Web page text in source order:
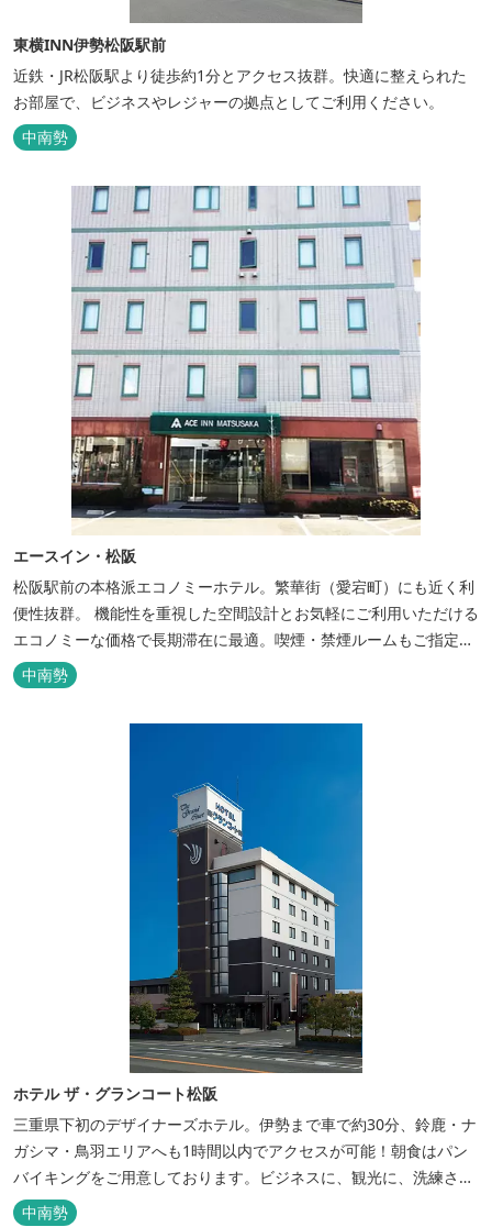
東横INN伊勢松阪駅前
近鉄・JR松阪駅より徒歩約1分とアクセス抜群。快適に整えられた
お部屋で、ビジネスやレジャーの拠点としてご利用ください。
中南勢
エースイン・松阪
松阪駅前の本格派エコノミーホテル。繁華街（愛宕町）にも近く利
便性抜群。 機能性を重視した空間設計とお気軽にご利用いただける
エコノミーな価格で長期滞在に最適。喫煙・禁煙ルームもご指定い
ただけます。 無料サービス ・３０種類以上の和洋朝食ビュッフェ
（6:30～9:30） ・アルコールも無料のウェルカムドリンクサービス
（18:00～20:00）
中南勢
ホテル ザ・グランコート松阪
三重県下初のデザイナーズホテル。伊勢まで車で約30分、鈴鹿・ナ
ガシマ・鳥羽エリアへも1時間以内でアクセスが可能！朝食はパン
バイキングをご用意しております。ビジネスに、観光に、洗練され
た空間の中で上質なひとときをお過ごしください。
中南勢